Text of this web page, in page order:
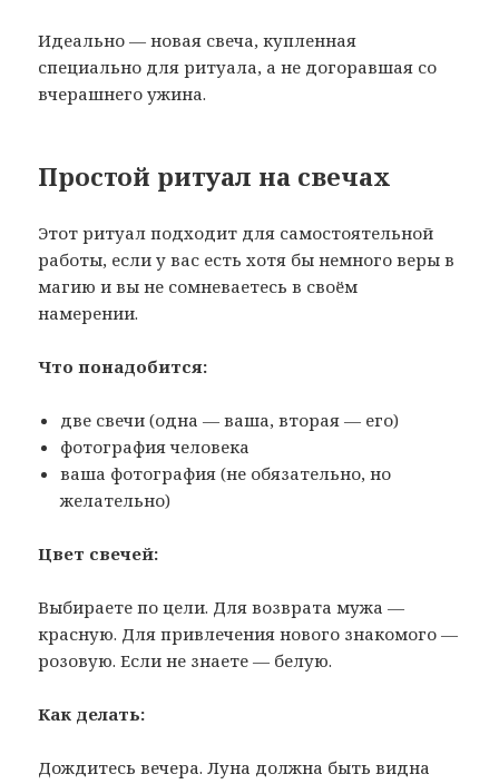
Идеально — новая свеча, купленная
специально для ритуала, а не догоравшая со
вчерашнего ужина.
Простой ритуал на свечах
Этот ритуал подходит для самостоятельной
работы, если у вас есть хотя бы немного веры в
магию и вы не сомневаетесь в своём
намерении.
Что понадобится:
две свечи (одна — ваша, вторая — его)
фотография человека
ваша фотография (не обязательно, но
желательно)
Цвет свечей:
Выбираете по цели. Для возврата мужа —
красную. Для привлечения нового знакомого —
розовую. Если не знаете — белую.
Как делать:
Дождитесь вечера. Луна должна быть видна